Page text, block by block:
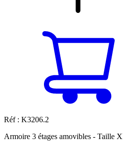
Réf : K3206.2
Armoire 3 étages amovibles - Taille